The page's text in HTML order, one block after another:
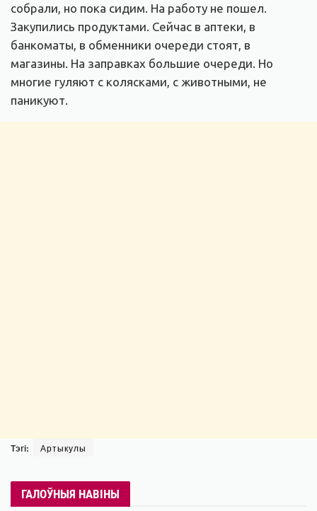
собрали, но пока сидим. На работу не пошел.
Закупились продуктами. Сейчас в аптеки, в
банкоматы, в обменники очереди стоят, в
магазины. На заправках большие очереди. Но
многие гуляют с колясками, с животными, не
паникуют.
Тэгі: Артыкулы
ГАЛОЎНЫЯ НАВІНЫ